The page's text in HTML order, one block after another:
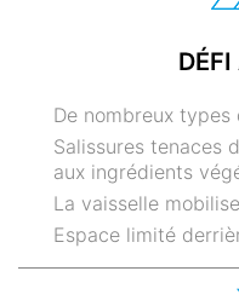
DÉFI
De nombreux types
Salissures tenaces
aux ingrédients
La vaisselle
Espace limité